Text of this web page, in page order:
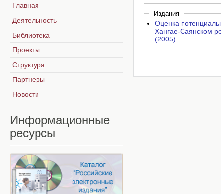
Издания
Оценка
Хангае-Саянском
(2005)
Главная
Деятельность
Библиотека
Проекты
Структура
Партнеры
Новости
Информационные
ресурсы